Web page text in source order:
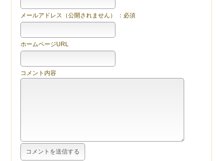
メールアドレス（公開されません） ：必須
ホームページURL
コメント内容